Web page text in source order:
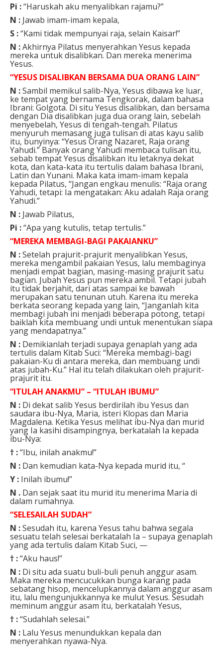
Pi :“Haruskah aku menyalibkan rajamu?”
N : Jawab imam-imam kepala,
S :“Kami tidak mempunyai raja, selain Kaisar!”
N :Akhirnya Pilatus menyerahkan Yesus kepada
mereka untuk disalibkan. Dan mereka menerima
Yesus.
“YESUS DISALIBKAN BERSAMA DUA ORANG LAIN”
N :Sambil memikul salib-Nya, Yesus dibawa ke luar,
ke tempat yang bernama Tengkorak, dalam bahasa
Ibrani: Golgota. Di situ Yesus disalibkan, dan bersama
dengan Dia disalibkan juga dua orang lain, sebelah
menyebelah, Yesus di tengah-tengah. Pilatus
menyuruh memasang juga tulisan di atas kayu salib
itu, bunyinya: “Yesus Orang Nazaret, Raja orang
Yahudi.” Banyak orang Yahudi membaca tulisan itu,
sebab tempat Yesus disalibkan itu letaknya dekat
kota, dan kata-kata itu tertulis dalam bahasa Ibrani,
Latin dan Yunani. Maka kata imam-imam kepala
kepada Pilatus, “Jangan engkau menulis: “Raja orang
Yahudi, tetapi: Ia mengatakan: Aku adalah Raja orang
Yahudi.”
N : Jawab Pilatus,
Pi :“Apa yang kutulis, tetap tertulis.”
“MEREKA MEMBAGI-BAGI PAKAIANKU”
N :Setelah prajurit-prajurit menyalibkan Yesus,
mereka mengambil pakaian Yesus, lalu membaginya
menjadi empat bagian, masing-masing prajurit satu
bagian. Jubah Yesus pun mereka ambil. Tetapi jubah
itu tidak berjahit, dari atas sampai ke bawah
merupakan satu tenunan utuh. Karena itu mereka
berkata seorang kepada yang lain, “Janganlah kita
membagi jubah ini menjadi beberapa potong, tetapi
baiklah kita membuang undi untuk menentukan siapa
yang mendapatnya.”
N : Demikianlah terjadi supaya genaplah yang ada
tertulis dalam Kitab Suci: “Mereka membagi-bagi
pakaian-Ku di antara mereka, dan membuang undi
atas jubah-Ku.” Hal itu telah dilakukan oleh prajurit-
prajurit itu.
“ITULAH ANAKMU” – “ITULAH IBUMU”
N : Di dekat salib Yesus berdirilah ibu Yesus dan
saudara ibu-Nya, Maria, isteri Klopas dan Maria
Magdalena. Ketika Yesus melihat ibu-Nya dan murid
yang Ia kasihi disampingnya, berkatalah Ia kepada
ibu-Nya:
† :“Ibu, inilah anakmu!”
N : Dan kemudian kata-Nya kepada murid itu, “
Y : Inilah ibumu!”
N . Dan sejak saat itu murid itu menerima Maria di
dalam rumahnya.
“SELESAILAH SUDAH”
N :Sesudah itu, karena Yesus tahu bahwa segala
sesuatu telah selesai berkatalah Ia – supaya genaplah
yang ada tertulis dalam Kitab Suci, —
† :“Aku haus!”
N : Di situ ada suatu buli-buli penuh anggur asam.
Maka mereka mencucukkan bunga karang pada
sebatang hisop, mencelupkannya dalam anggur asam
itu, lalu mengunjukkannya ke mulut Yesus. Sesudah
meminum anggur asam itu, berkatalah Yesus,
† :“Sudahlah selesai.”
N : Lalu Yesus menundukkan kepala dan
menyerahkan nyawa-Nya.